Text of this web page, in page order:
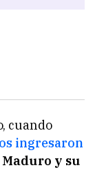
cuando
ingresaron
y su